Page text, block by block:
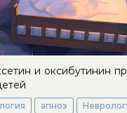
и оксибутинин
апноэ